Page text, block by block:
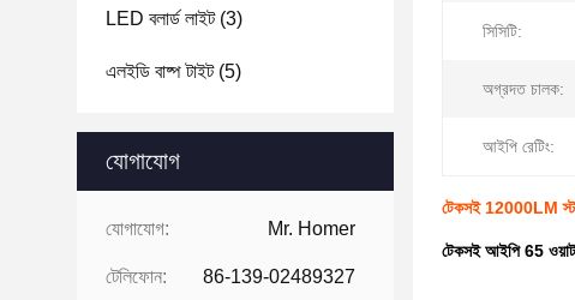
LED বলার্ড লাইট(3)
এলইডি বাষ্প টাইট(5)
যোগাযোগ
যোগাযোগ: Mr. Homer
টেলিফোন: 86-139-02489327
সিসিটি:
অগ্রদত চালক:
আইপি রেটিং:
টেকসই 12000LM
টেকসই আইপি 65